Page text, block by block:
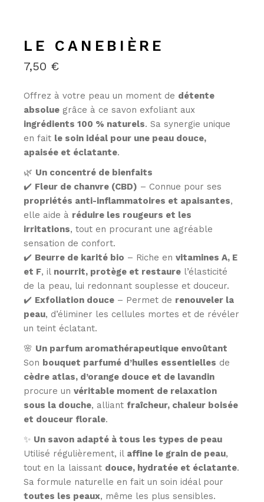
LE CANEBIÈRE
7,50 €
Offrez à votre peau un moment de détente
absolue grâce à ce savon exfoliant aux
ingrédients 100 % naturels. Sa synergie unique
en fait le soin idéal pour une peau douce,
apaisée et éclatante.
🌿 Un concentré de bienfaits
✔️ Fleur de chanvre (CBD) – Connue pour ses
propriétés anti-inflammatoires et apaisantes,
elle aide à réduire les rougeurs et les
irritations, tout en procurant une agréable
sensation de confort.
✔️ Beurre de karité bio – Riche envitamines A, E
et F, il nourrit, protège et restaure l’élasticité
de la peau, lui redonnant souplesse et douceur.
✔️ Exfoliation douce – Permet de renouveler la
peau, d’éliminer les cellules mortes et de révéler
un teint éclatant.
🌸 Un parfum aromathérapeutique envoûtant
Son bouquet parfumé d’huiles essentielles de
cèdre atlas, d’orange douce et de lavandin
procure unvéritable moment de relaxation
sous la douche, alliantfraîcheur, chaleur boisée
et douceur florale.
✨ Un savon adapté à tous les types de peau
Utilisé régulièrement, il affine le grain de peau,
tout en la laissant douce, hydratée et éclatante.
Sa formule naturelle en fait un soin idéal pour
toutes les peaux, même les plus sensibles.